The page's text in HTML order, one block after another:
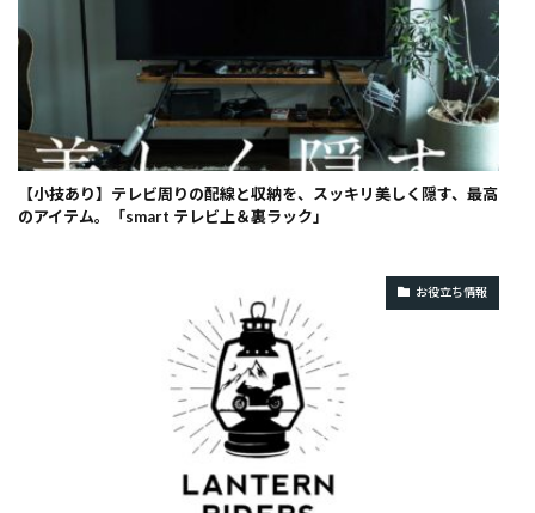
【小技あり】テレビ周りの配線と収納を、スッキリ美しく隠す、最高
のアイテム。「smart テレビ上＆裏ラック」
お役立ち情報